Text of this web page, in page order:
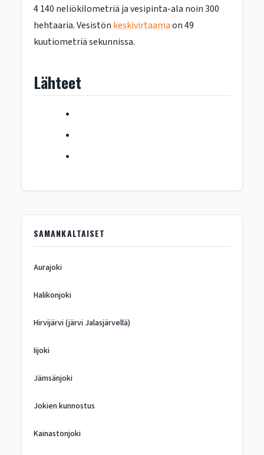
4 140 neliökilometriä ja vesipinta-ala noin 300
hehtaaria. Vesistön keskivirtaamaon 49
kuutiometriä sekunnissa.
Lähteet
SAMANKALTAISET
Aurajoki
Halikonjoki
Hirvijärvi (järvi Jalasjärvellä)
Iijoki
Jämsänjoki
Jokien kunnostus
Kainastonjoki